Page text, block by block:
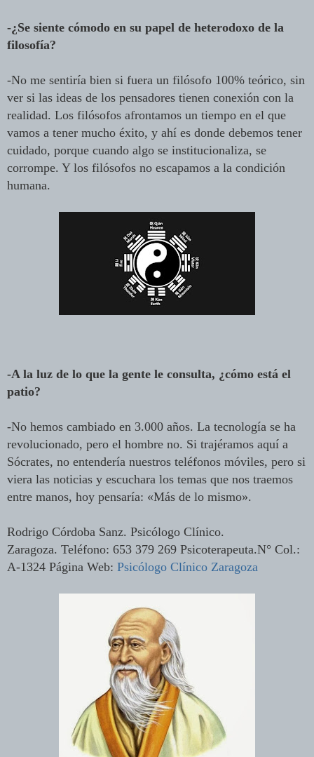
-¿Se siente cómodo en su papel de heterodoxo de la
filosofía?
-No me sentiría bien si fuera un filósofo 100% teórico, sin
ver si las ideas de los pensadores tienen conexión con la
realidad. Los filósofos afrontamos un tiempo en el que
vamos a tener mucho éxito, y ahí es donde debemos tener
cuidado, porque cuando algo se institucionaliza, se
corrompe. Y los filósofos no escapamos a la condición
humana.
-A la luz de lo que la gente le consulta, ¿cómo está el
patio?
-No hemos cambiado en 3.000 años. La tecnología se ha
revolucionado, pero el hombre no. Si trajéramos aquí a
Sócrates, no entendería nuestros teléfonos móviles, pero si
viera las noticias y escuchara los temas que nos traemos
entre manos, hoy pensaría: «Más de lo mismo».
Rodrigo Córdoba Sanz. Psicólogo Clínico.
Zaragoza. Teléfono: 653 379 269 Psicoterapeuta.N° Col.:
A-1324 Página Web: Psicólogo Clínico Zaragoza